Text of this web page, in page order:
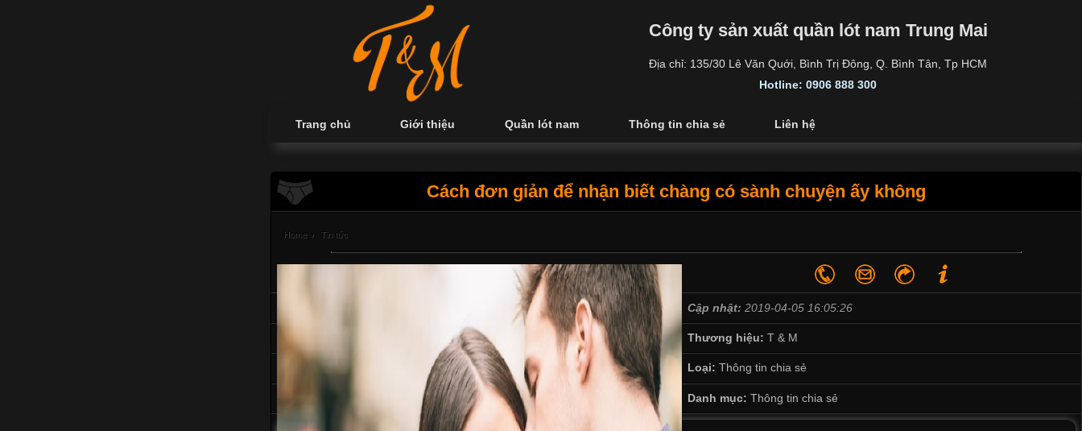
Công ty sản xuất quần lót nam Trung Mai
Địa chỉ: 135/30 Lê Văn Quới, Bình Trị Đông, Q. Bình Tân, Tp HCM
Hotline: 0906 888 300
Trang chủ Giới thiệu Quần lót nam Thông tin chia sẻ Liên hệ
Cách đơn giản để nhận biết chàng có sành chuyện ấy không
Home › Tin tức
Cập nhật: 2019-04-05 16:05:26
Thương hiệu:T & M
Loại: Thông tin chia sẻ
Danh mục: Thông tin chia sẻ